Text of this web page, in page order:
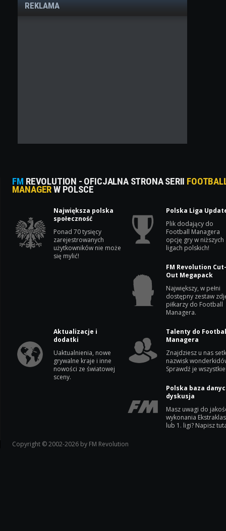
REKLAMA
FM REVOLUTION - OFICJALNA STRONA SERII
MANAGERW POLSCE
Największa polska
społeczność
Ponad 70 tysięcy
zarejestrowanych
użytkowników nie może
się mylić!
Polska Liga
Plik dodający do
Football Managera
opcję gry w niższych
ligach polskich!
FM Revolution
Out Megapack
Największy, w pełni
dostępny zestaw
piłkarzy do Football
Managera.
Aktualizacje i
dodatki
Uaktualnienia, nowe
grywalne kraje i inne
nowości ze światowej
sceny.
Talenty do
Managera
Znajdziesz u nas
nazwisk
Sprawdź je
Polska baza
dyskusja
Masz uwagi do
wykonania
lub 1. ligi? Napisz
Copyright © 2002-2026 by FM Revolution